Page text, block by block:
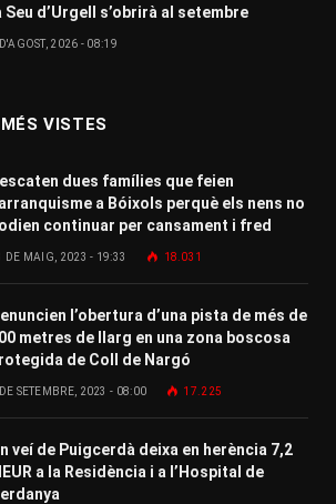
Seu d’Urgell s’obrirà al setembre
2026 - 08:19
VISTES
dues famílies que feien
a Bóixols perquè els nens no
continuar per cansament i fred
DE MAIG, 2023 - 19:33 18.031
l’obertura d’una pista de més de
metres de llarg en una zona boscosa
de Coll de Nargó
SETEMBRE, 2023 - 08:00 17.225
veí de Puigcerdà deixa en herència 7,2
a la Residència i a l’Hospital de